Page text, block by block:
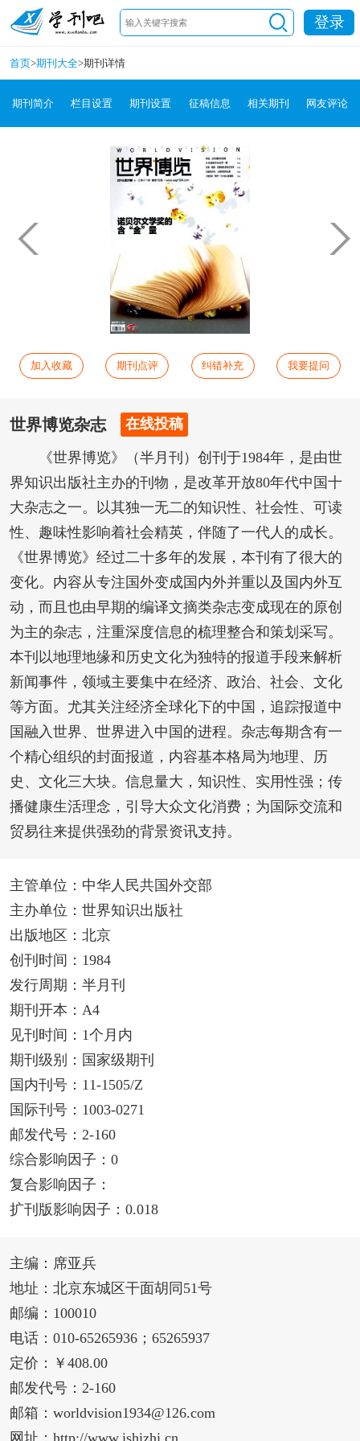
登录
首页>期刊大全>期刊详情
期刊简介 栏目设置 期刊设置 征稿信息 相关期刊 网友评论
加入收藏 期刊点评 纠错补充 我要提问
世界博览杂志 在线投稿
《世界博览》（半月刊）创刊于1984年，是由世
界知识出版社主办的刊物，是改革开放80年代中国十
大杂志之一。以其独一无二的知识性、社会性、可读
性、趣味性影响着社会精英，伴随了一代人的成长。
《世界博览》经过二十多年的发展，本刊有了很大的
变化。内容从专注国外变成国内外并重以及国内外互
动，而且也由早期的编译文摘类杂志变成现在的原创
为主的杂志，注重深度信息的梳理整合和策划采写。
本刊以地理地缘和历史文化为独特的报道手段来解析
新闻事件，领域主要集中在经济、政治、社会、文化
等方面。尤其关注经济全球化下的中国，追踪报道中
国融入世界、世界进入中国的进程。杂志每期含有一
个精心组织的封面报道，内容基本格局为地理、历
史、文化三大块。信息量大，知识性、实用性强；传
播健康生活理念，引导大众文化消费；为国际交流和
贸易往来提供强劲的背景资讯支持。
主管单位：中华人民共国外交部
主办单位：世界知识出版社
出版地区：北京
创刊时间：1984
发行周期：半月刊
期刊开本：A4
见刊时间：1个月内
期刊级别：国家级期刊
国内刊号：11-1505/Z
国际刊号：1003-0271
邮发代号：2-160
综合影响因子：0
复合影响因子：
扩刊版影响因子：0.018
主编：席亚兵
地址：北京东城区干面胡同51号
邮编：100010
电话：010-65265936；65265937
定价：￥408.00
邮发代号：2-160
邮箱：worldvision1934@126.com